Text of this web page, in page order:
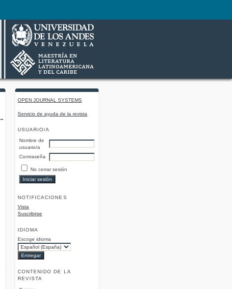
OPEN JOURNAL SYSTEMS
Servicio de ayuda de la revista
USUARIO/A
Nombre de
usuario/a
Contraseña
No cerrar sesión
NOTIFICACIONES
Vista
Suscribirse
IDIOMA
Escoge idioma
CONTENIDO DE LA
REVISTA